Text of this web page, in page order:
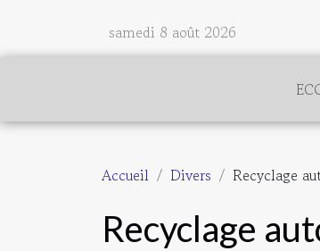
samedi 8 août 2026
Accueil Divers Recyclage
Recyclage